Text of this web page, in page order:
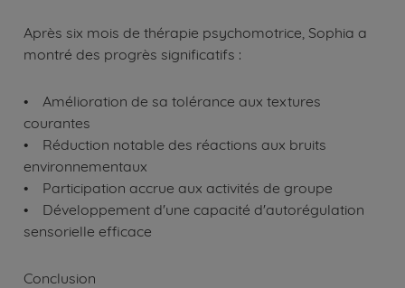
Après six mois de thérapie psychomotrice, Sophia a
montré des progrès significatifs :
• Amélioration de sa tolérance aux textures
courantes
• Réduction notable des réactions aux bruits
environnementaux
• Participation accrue aux activités de groupe
• Développement d'une capacité d'autorégulation
sensorielle efficace
Conclusion